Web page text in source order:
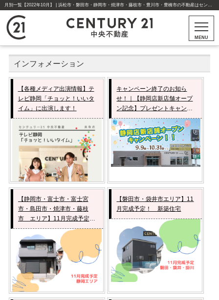
月別一覧【2022年10月】 | 浜松市・磐田市・静岡市・焼津市・藤枝市・豊川市・豊橋市の不動産はセンチュリー21中央不動産
MENU
インフォメーション
【各種メディア出演情報】テ
レビ静岡「チョッと！いいタ
イム」に出演します！
キャンペーン終了のお知ら
せ！｜【静岡店新店舗オープ
ン記念】プレゼントキャンペ
ーン♪
【静岡市・富士市・富士宮
市・島田市・焼津市・藤枝
市 エリア】11月完成予定！
新築住宅
【磐田市・袋井市エリア】11
月完成予定！ 新築住宅